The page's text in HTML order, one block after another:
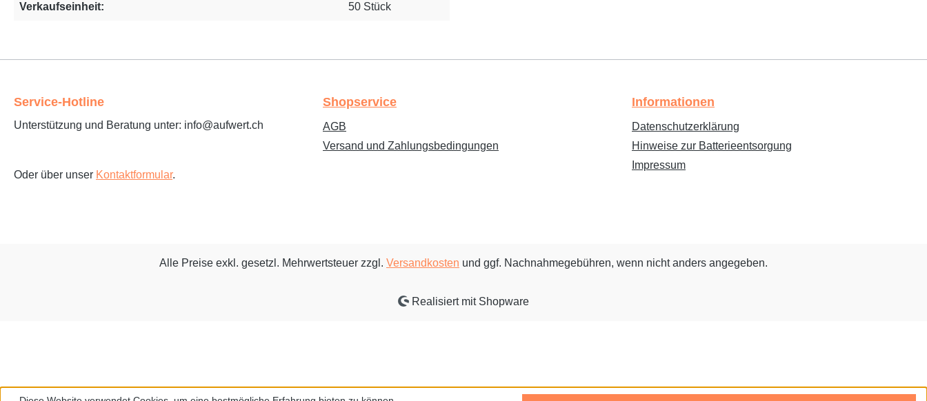
Verkaufseinheit: 50 Stück
Service-Hotline
Unterstützung und Beratung unter: info@aufwert.ch
Oder über unser Kontaktformular.
Shopservice
AGB
Versand und Zahlungsbedingungen
Informationen
Datenschutzerklärung
Hinweise zur Batterieentsorgung
Impressum
Alle Preise exkl. gesetzl. Mehrwertsteuer zzgl. Versandkosten und ggf. Nachnahmegebühren, wenn nicht anders angegeben.
Realisiert mit Shopware